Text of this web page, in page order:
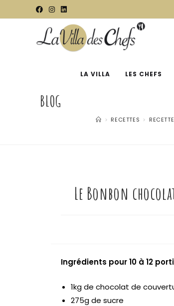
LA VILLA LES CHEFS
BLOG
> RECETTES >
Le Bonbon
Ingrédients pour 10 à 12
1kg de chocolat de
275g de sucre